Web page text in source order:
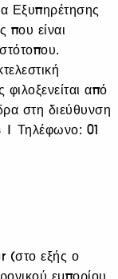
Εξυπηρέτησης
που είναι
από
στη διεύθυνση
Τηλέφωνο: 01
(στο εξής ο
εμπορίου